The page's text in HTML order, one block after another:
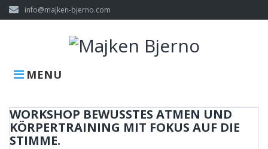
Skip
to
info@majken-bjerno.com
MENU
WORKSHOP BEWUSSTES ATMEN UND
KÖRPERTRAINING MIT FOKUS AUF DIE
STIMME.